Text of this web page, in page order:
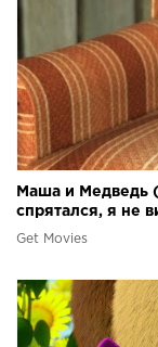
Маша и Медведь
спрятался, я не
Get Movies